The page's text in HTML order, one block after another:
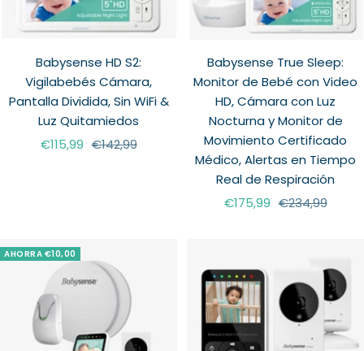
Babysense HD S2:
Vigilabebés Cámara,
Pantalla Dividida, Sin WiFi &
Luz Quitamiedos
Precio
€115,99 Precio
€142,99
Babysense True Sleep:
Monitor de Bebé con Video
HD, Cámara con Luz
Nocturna y Monitor de
Movimiento Certificado
Médico, Alertas en Tiempo
Real de Respiración
Precio
€175,99 Precio
€234,99
AHORRA €10,00